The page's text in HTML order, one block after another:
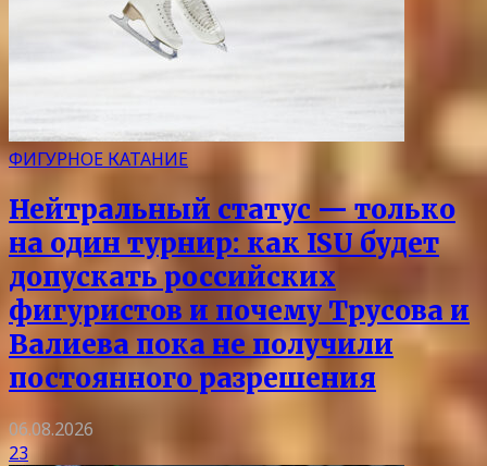
ФИГУРНОЕ КАТАНИЕ
Нейтральный статус — только
на один турнир: как ISU будет
допускать российских
фигуристов и почему Трусова и
Валиева пока не получили
постоянного разрешения
06.08.2026
23